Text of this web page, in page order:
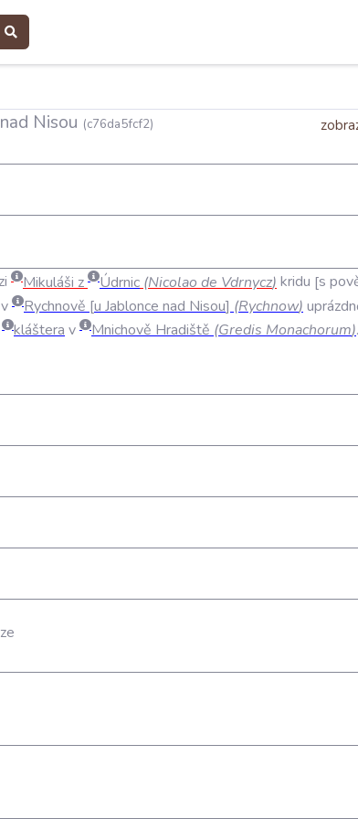
Nisou (c76da5fcf2)
Mikuláši z Údrnic (Nicolao de Vdrnycz) kridu s
v Rychnově u Jablonce nad Nisou (Rychnow)
kláštera v Mnichově Hradiště (Gredis Monachorum).